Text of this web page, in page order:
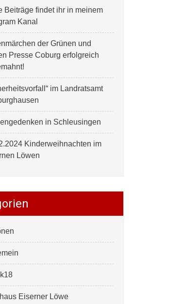
Beiträge findet ihr in meinem
Kanal
der Grünen und
Presse Coburg erfolgreich
im Landratsamt
in Schleusingen
Kinderweihnachten im
Löwen
Eiserner Löwe